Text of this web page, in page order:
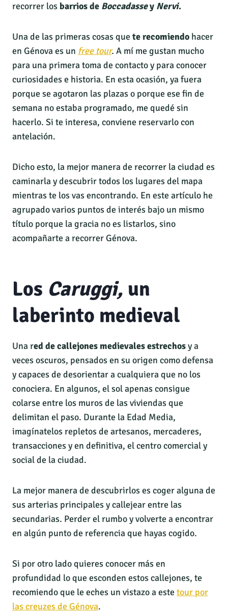
recorrer los barrios de Boccadassey Nervi.
Una de las primeras cosas que te recomiendo hacer
en Génova es un free tour. A mí me gustan mucho
para una primera toma de contacto y para conocer
curiosidades e historia. En esta ocasión, ya fuera
porque se agotaron las plazas o porque ese fin de
semana no estaba programado, me quedé sin
hacerlo. Si te interesa, conviene reservarlo con
antelación.
Dicho esto, la mejor manera de recorrer la ciudad es
caminarla y descubrir todos los lugares del mapa
mientras te los vas encontrando. En este artículo he
agrupado varios puntos de interés bajo un mismo
título porque la gracia no es listarlos, sino
acompañarte a recorrer Génova.
Los Caruggi, un
laberinto medieval
Una red de callejones medievales estrechosy a
veces oscuros, pensados en su origen como defensa
y capaces de desorientar a cualquiera que no los
conociera. En algunos, el sol apenas consigue
colarse entre los muros de las viviendas que
delimitan el paso. Durante la Edad Media,
imagínatelos repletos de artesanos, mercaderes,
transacciones y en definitiva, el centro comercial y
social de la ciudad.
La mejor manera de descubrirlos es coger alguna de
sus arterias principales y callejear entre las
secundarias. Perder el rumbo y volverte a encontrar
en algún punto de referencia que hayas cogido.
Si por otro lado quieres conocer más en
profundidad lo que esconden estos callejones, te
recomiendo que le eches un vistazo a este tour por
las creuzes de Génova.